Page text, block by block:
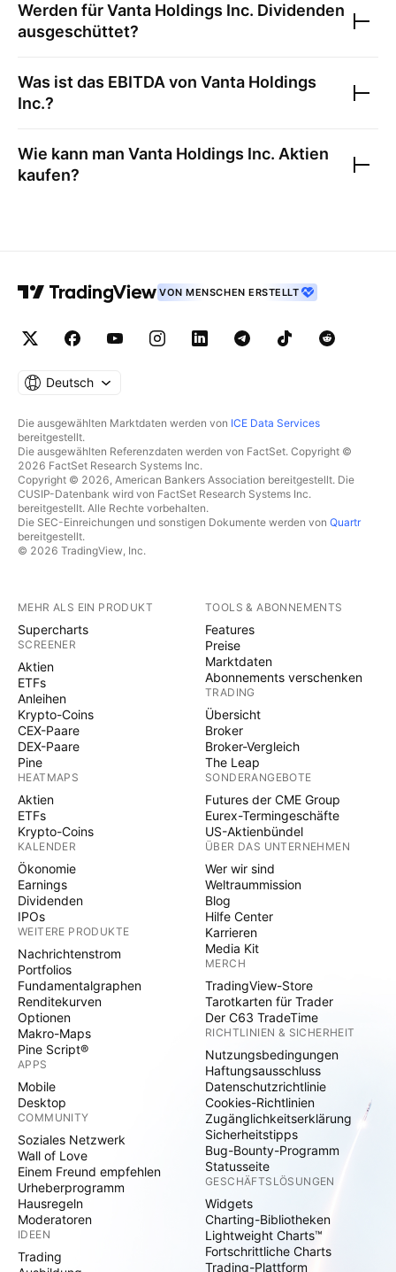
Werden fürVanta Holdings Inc. Dividenden
ausgeschüttet?
Was ist das EBITDA von Vanta Holdings
Inc.?
Wie kann man Vanta Holdings Inc. Aktien
kaufen?
VON MENSCHEN ERSTELLT
Deutsch
Die ausgewählten Marktdaten werden von ICE Data Services
bereitgestellt.
Die ausgewählten Referenzdaten werden von FactSet. Copyright ©
2026 FactSet Research Systems Inc.
Copyright © 2026, American Bankers Association bereitgestellt. Die
CUSIP-Datenbank wird von FactSet Research Systems Inc.
bereitgestellt. Alle Rechte vorbehalten.
Die SEC-Einreichungen und sonstigen Dokumente werden von Quartr
bereitgestellt.
© 2026 TradingView, Inc.
MEHR ALS EIN PRODUKT
Supercharts
SCREENER
Aktien
ETFs
Anleihen
Krypto-Coins
CEX-Paare
DEX-Paare
Pine
HEATMAPS
Aktien
ETFs
Krypto-Coins
KALENDER
Ökonomie
Earnings
Dividenden
IPOs
WEITERE PRODUKTE
Nachrichtenstrom
Portfolios
Fundamentalgraphen
Renditekurven
Optionen
Makro-Maps
Pine Script®
APPS
Mobile
Desktop
COMMUNITY
Soziales Netzwerk
Wall of Love
Einem Freund empfehlen
Urheberprogramm
Hausregeln
Moderatoren
IDEEN
Trading
TOOLS & ABONNEMENTS
Features
Preise
Marktdaten
Abonnements verschenken
TRADING
Übersicht
Broker
Broker-Vergleich
The Leap
SONDERANGEBOTE
Futures der CME Group
Eurex-Termingeschäfte
US-Aktienbündel
ÜBER DAS UNTERNEHMEN
Wer wir sind
Weltraummission
Blog
Hilfe Center
Karrieren
Media Kit
MERCH
TradingView-Store
Tarotkarten für Trader
Der C63 TradeTime
RICHTLINIEN & SICHERHEIT
Nutzungsbedingungen
Haftungsausschluss
Datenschutzrichtlinie
Cookies-Richtlinien
Zugänglichkeitserklärung
Sicherheitstipps
Bug-Bounty-Programm
Statusseite
GESCHÄFTSLÖSUNGEN
Widgets
Charting-Bibliotheken
Lightweight Charts™
Fortschrittliche Charts
Trading-Plattform